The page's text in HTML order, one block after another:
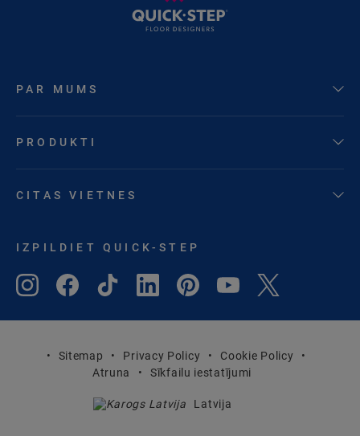
PAR MUMS
PRODUKTI
CITAS VIETNES
IZPILDIET QUICK-STEP
Sitemap Privacy Policy
Cookie Policy
Atruna
Sīkfailu iestatījumi
Latvija